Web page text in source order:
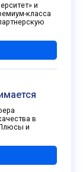
и
класса
в
и